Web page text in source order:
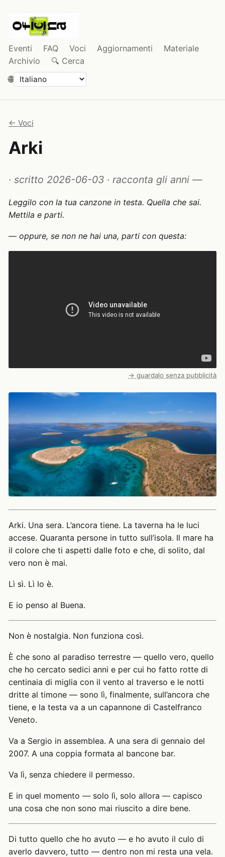
Eventi FAQ Voci Aggiornamenti
Materiale
Archivio
🔍 Cerca
🌐
← Voci
Arki
· scritto 2026-06-03 · racconta gli anni —
Leggilo con la tua canzone in testa. Quella che sai.
Mettila e parti.
— oppure, se non ne hai una, parti con questa:
→ guardalo senza pubblicità
Arki. Una sera. L’ancora tiene. La taverna ha le luci
accese. Quaranta persone in tutto sull’isola. Il mare ha
il colore che ti aspetti dalle foto e che, di solito, dal
vero non è mai.
Lì sì. Lì lo è.
E io penso al Buena.
Non è nostalgia. Non funziona così.
È che sono al paradiso terrestre — quello vero, quello
che ho cercato sedici anni e per cui ho fatto rotte di
centinaia di miglia con il vento al traverso e le notti
dritte al timone — sono lì, finalmente, sull’ancora che
tiene, e la testa va a un capannone di Castelfranco
Veneto.
Va a Sergio in assemblea. A una sera di gennaio del
2007. A una coppia formata al bancone bar.
Va lì, senza chiedere il permesso.
E in quel momento — solo lì, solo allora — capisco
una cosa che non sono mai riuscito a dire bene.
Di tutto quello che ho avuto — e ho avuto il culo di
averlo davvero, tutto — dentro non mi resta una vela.